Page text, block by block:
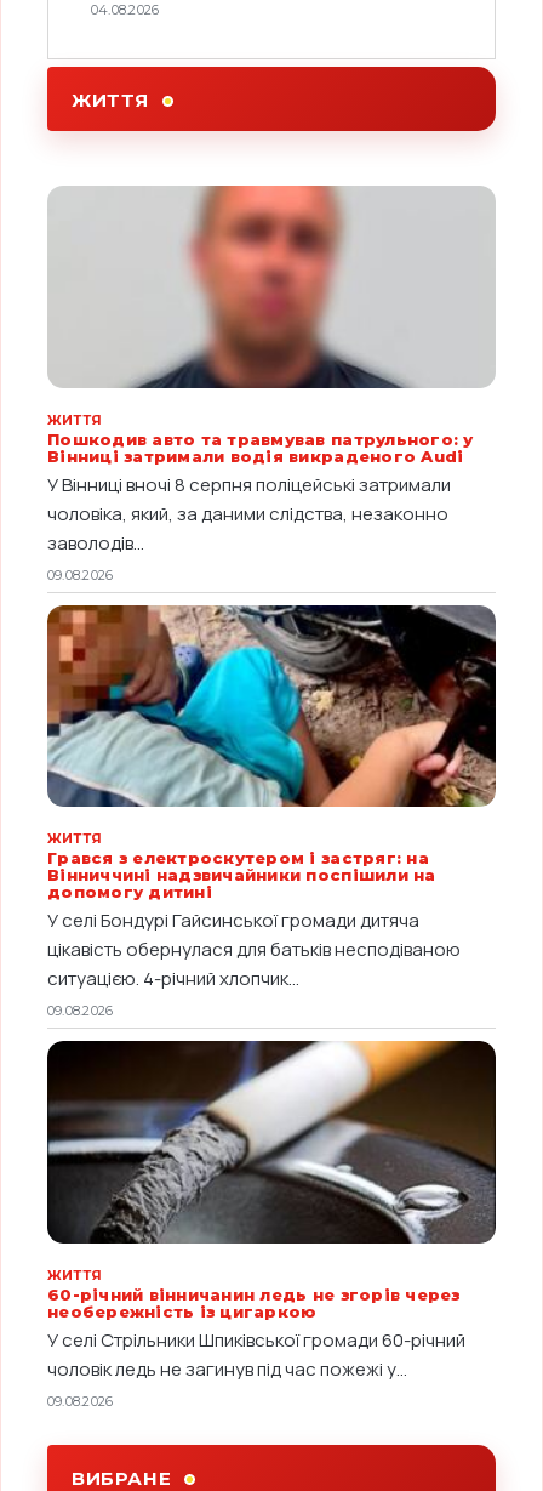
04.08.2026
ЖИТТЯ
ЖИТТЯ
Пошкодив авто та травмував патрульного: у
Вінниці затримали водія викраденого Audi
У Вінниці вночі 8 серпня поліцейські затримали
чоловіка, який, за даними слідства, незаконно
заволодів...
09.08.2026
ЖИТТЯ
Грався з електроскутером і застряг: на
Вінниччині надзвичайники поспішили на
допомогу дитині
У селі Бондурі Гайсинської громади дитяча
цікавість обернулася для батьків несподіваною
ситуацією. 4-річний хлопчик...
09.08.2026
ЖИТТЯ
60-річний вінничанин ледь не згорів через
необережність із цигаркою
У селі Стрільники Шпиківської громади 60-річний
чоловік ледь не загинув під час пожежі у...
09.08.2026
ВИБРАНЕ